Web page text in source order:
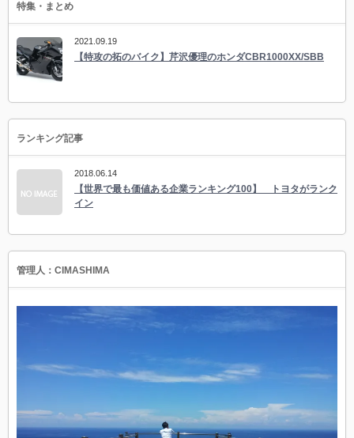
特集・まとめ
2021.09.19
【特攻の拓のバイク】芹沢優理のホンダCBR1000XX/SBB
ランキング記事
2018.06.14
【世界で最も価値ある企業ランキング100】 トヨタがランク
イン
管理人：CIMASHIMA